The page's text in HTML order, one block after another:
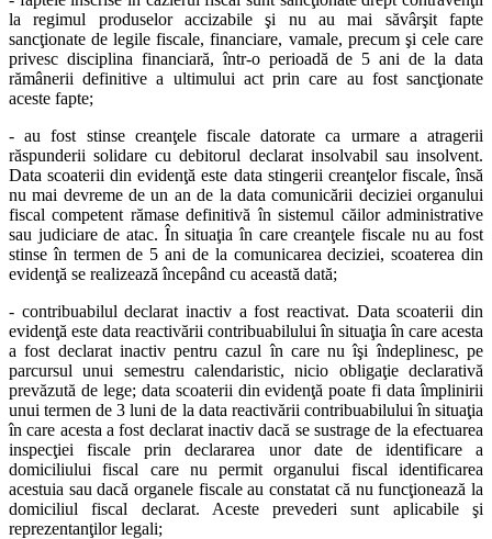
la regimul produselor accizabile şi nu au mai săvârşit fapte
sancţionate de legile fiscale, financiare, vamale, precum şi cele care
privesc disciplina financiară, într-o perioadă de 5 ani de la data
rămânerii definitive a ultimului act prin care au fost sancţionate
aceste fapte;
- au fost stinse creanţele fiscale datorate ca urmare a atragerii
răspunderii solidare cu debitorul declarat insolvabil sau insolvent.
Data scoaterii din evidenţă este data stingerii creanţelor fiscale, însă
nu mai devreme de un an de la data comunicării deciziei organului
fiscal competent rămase definitivă în sistemul căilor administrative
sau judiciare de atac. În situaţia în care creanţele fiscale nu au fost
stinse în termen de 5 ani de la comunicarea deciziei, scoaterea din
evidenţă se realizează începând cu această dată;
- contribuabilul declarat inactiv a fost reactivat. Data scoaterii din
evidenţă este data reactivării contribuabilului în situaţia în care acesta
a fost declarat inactiv pentru cazul în care nu îşi îndeplinesc, pe
parcursul unui semestru calendaristic, nicio obligaţie declarativă
prevăzută de lege; data scoaterii din evidenţă poate fi data împlinirii
unui termen de 3 luni de la data reactivării contribuabilului în situaţia
în care acesta a fost declarat inactiv dacă se sustrage de la efectuarea
inspecţiei fiscale prin declararea unor date de identificare a
domiciliului fiscal care nu permit organului fiscal identificarea
acestuia sau dacă organele fiscale au constatat că nu funcţionează la
domiciliul fiscal declarat. Aceste prevederi sunt aplicabile şi
reprezentanţilor legali;